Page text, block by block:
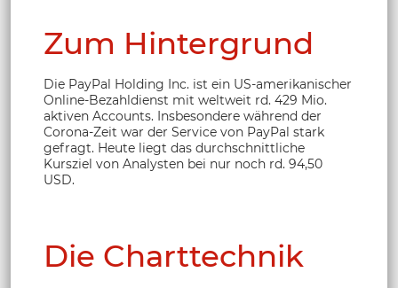
Zum Hintergrund
Die PayPal Holding Inc. ist ein US-amerikanischer
Online-Bezahldienst mit weltweit rd. 429 Mio.
aktiven Accounts. Insbesondere während der
Corona-Zeit war der Service von PayPal stark
gefragt. Heute liegt das durchschnittliche
Kursziel von Analysten bei nur noch rd. 94,50
USD.
Die Charttechnik